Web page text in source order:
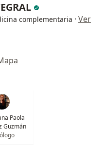
complementaria · Ver
Paola
Guzmán